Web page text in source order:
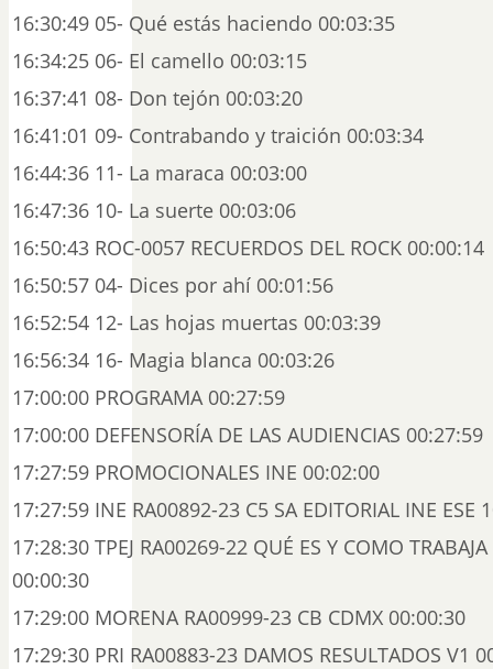
16:30:49 05- Qué estás haciendo 00:03:35
16:34:25 06- El camello 00:03:15
16:37:41 08- Don tejón 00:03:20
16:41:01 09- Contrabando y traición 00:03:34
16:44:36 11- La maraca 00:03:00
16:47:36 10- La suerte 00:03:06
16:50:43 ROC-0057 RECUERDOS DEL ROCK 00:00:14
16:50:57 04- Dices por ahí 00:01:56
16:52:54 12- Las hojas muertas 00:03:39
16:56:34 16- Magia blanca 00:03:26
17:00:00 PROGRAMA 00:27:59
17:00:00 DEFENSORÍA DE LAS AUDIENCIAS 00:27:59
17:27:59 PROMOCIONALES INE 00:02:00
17:27:59 INE RA00892-23 C5 SA EDITORIAL INE ESE
17:28:30 TPEJ RA00269-22 QUÉ ES Y COMO TRABAJA
00:00:30
17:29:00 MORENA RA00999-23 CB CDMX 00:00:30
17:29:30 PRI RA00883-23 DAMOS RESULTADOS V1